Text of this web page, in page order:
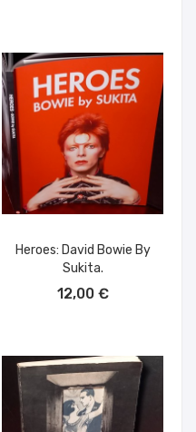
Heroes: David Bowie By
Sukita.
12,00 €